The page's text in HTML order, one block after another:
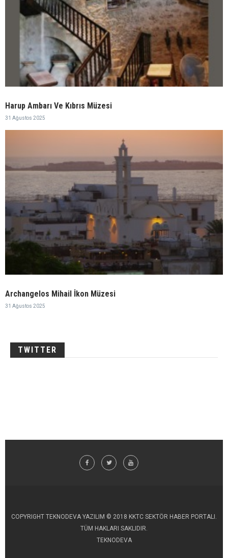
Harup Ambarı Ve Kıbrıs Müzesi
31 Ağustos 2025
Archangelos Mihail İkon Müzesi
31 Ağustos 2025
TWITTER
COPYRIGHT TEKNODEVA YAZILIM © 2018 KKTC SEKTÖR HABER PORTALI.
TÜM HAKLARI SAKLIDIR.
TEKNODEVA